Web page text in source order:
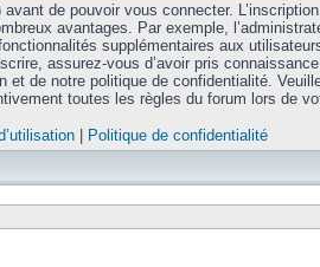
de pouvoir vous connecter.
avantages. Par exemple,
supplémentaires aux
assurez-vous d’avoir pris
et de notre politique de confidentialité.
toutes les règles du forum lors de
Politique de confidentialité